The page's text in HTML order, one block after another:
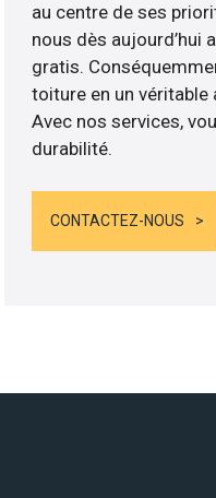
au centre de ses
nous dès aujourd’hui
gratis.
toiture en un
Avec nos services,
durabilité.
CONTACTEZ-NOUS